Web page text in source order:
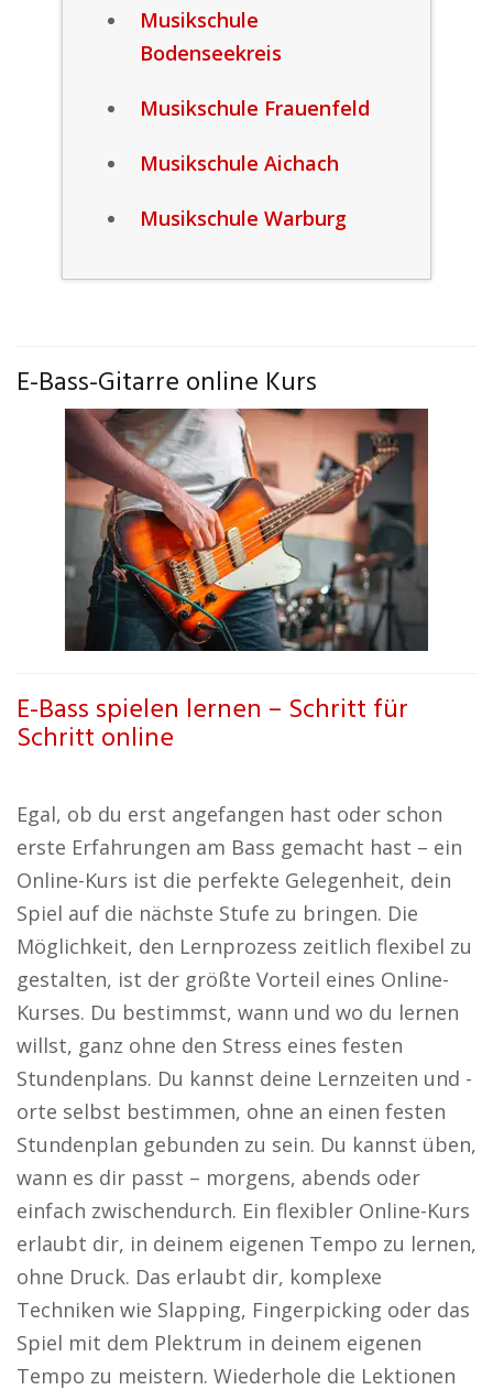
Musikschule
Bodenseekreis
Musikschule Frauenfeld
Musikschule Aichach
Musikschule Warburg
E-Bass-Gitarre online Kurs
E-Bass spielen lernen – Schritt für
Schritt online
Egal, ob du erst angefangen hast oder schon
erste Erfahrungen am Bass gemacht hast – ein
Online-Kurs ist die perfekte Gelegenheit, dein
Spiel auf die nächste Stufe zu bringen. Die
Möglichkeit, den Lernprozess zeitlich flexibel zu
gestalten, ist der größte Vorteil eines Online-
Kurses. Du bestimmst, wann und wo du lernen
willst, ganz ohne den Stress eines festen
Stundenplans. Du kannst deine Lernzeiten und -
orte selbst bestimmen, ohne an einen festen
Stundenplan gebunden zu sein. Du kannst üben,
wann es dir passt – morgens, abends oder
einfach zwischendurch. Ein flexibler Online-Kurs
erlaubt dir, in deinem eigenen Tempo zu lernen,
ohne Druck. Das erlaubt dir, komplexe
Techniken wie Slapping, Fingerpicking oder das
Spiel mit dem Plektrum in deinem eigenen
Tempo zu meistern. Wiederhole die Lektionen